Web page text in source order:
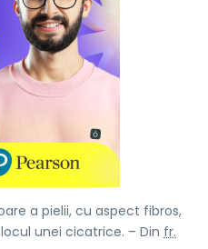
a pielii, cu aspect fibros,
unei cicatrice. – Din fr.